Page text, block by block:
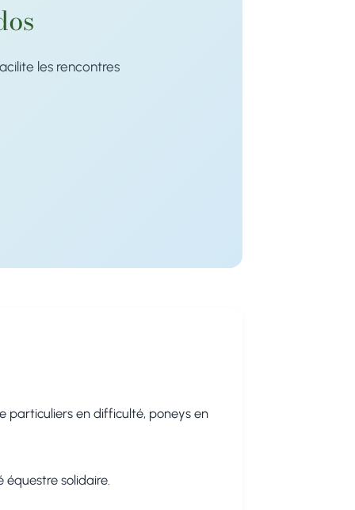
les rencontres
particuliers en difficulté, poneys en
équestre solidaire.